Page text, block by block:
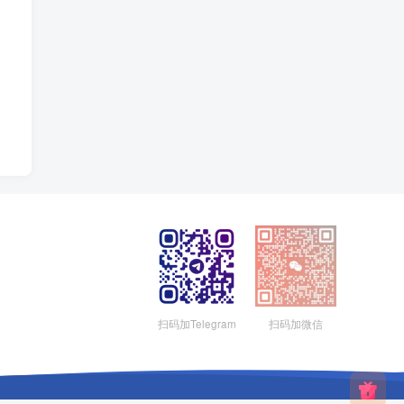
扫码加Telegram 扫码加微信